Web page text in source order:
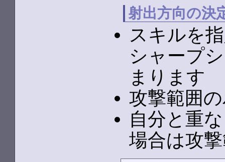
射出方向の決
スキルを
シャープ
まります
攻撃範囲
自分と重
場合は攻